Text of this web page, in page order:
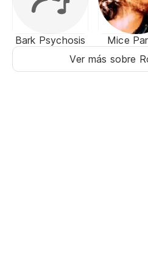
Bark Psychosis Mice
Ver más sobre